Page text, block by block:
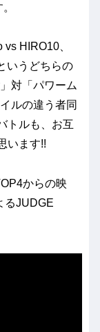
HIRO10、
いうどちらの
対「パワーム
ルの違う者同
トルも、お互
います!!
からの映
るJUDGE